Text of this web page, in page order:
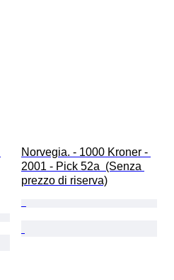
Norvegia. - 1000 Kroner -
2001 - Pick 52a  (Senza
prezzo di riserva)